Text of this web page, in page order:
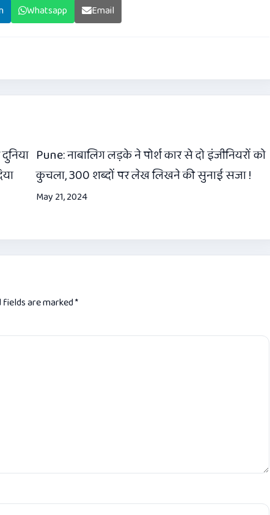
Whatsapp Email
Pune: नाबालिग लड़के ने पोर्श कार से दो इंजीनियरों को
कुचला, 300 शब्दों पर लेख लिखने की सुनाई सजा !
May 21, 2024
fields are marked*